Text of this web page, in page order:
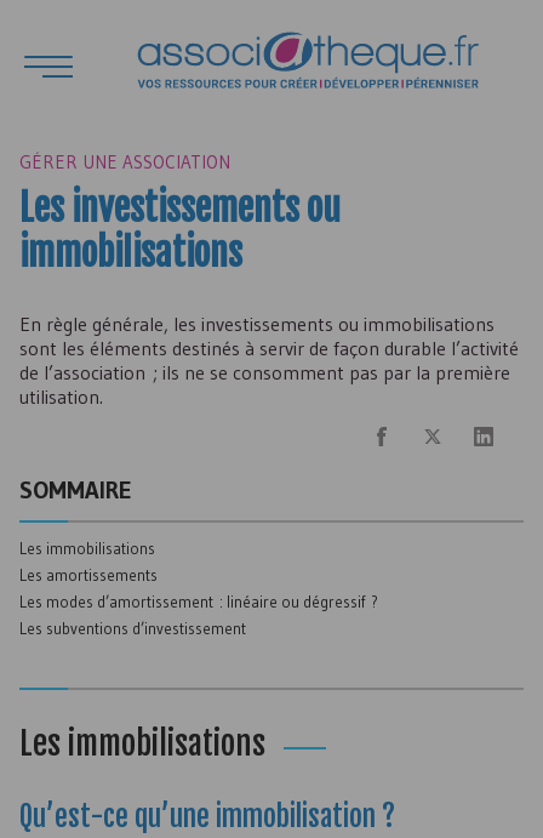
GÉRER UNE ASSOCIATION
Les investissements ou
immobilisations
En règle générale, les investissements ou immobilisations
sont les éléments destinés à servir de façon durable l’activité
de l’association ; ils ne se consomment pas par la première
utilisation.
SOMMAIRE
Les immobilisations
Les amortissements
Les modes d’amortissement : linéaire ou dégressif ?
Les subventions d’investissement
Les immobilisations
Qu’est-ce qu’une immobilisation ?